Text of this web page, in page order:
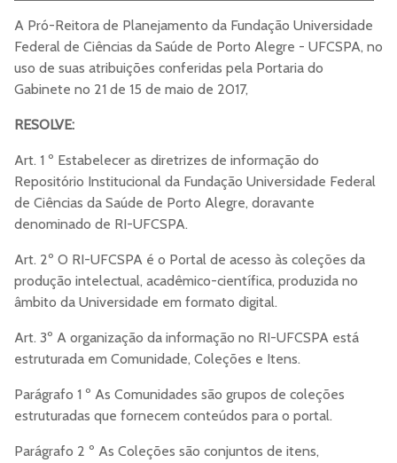
A Pró-Reitora de Planejamento da Fundação Universidade
Federal de Ciências da Saúde de Porto Alegre - UFCSPA, no
uso de suas atribuições conferidas pela Portaria do
Gabinete no 21 de 15 de maio de 2017,
RESOLVE:
Art. 1 º Estabelecer as diretrizes de informação do
Repositório Institucional da Fundação Universidade Federal
de Ciências da Saúde de Porto Alegre, doravante
denominado de RI-UFCSPA.
Art. 2º O RI-UFCSPA é o Portal de acesso às coleções da
produção intelectual, acadêmico-científica, produzida no
âmbito da Universidade em formato digital.
Art. 3º A organização da informação no RI-UFCSPA está
estruturada em Comunidade, Coleções e Itens.
Parágrafo 1 º As Comunidades são grupos de coleções
estruturadas que fornecem conteúdos para o portal.
Parágrafo 2 º As Coleções são conjuntos de itens,